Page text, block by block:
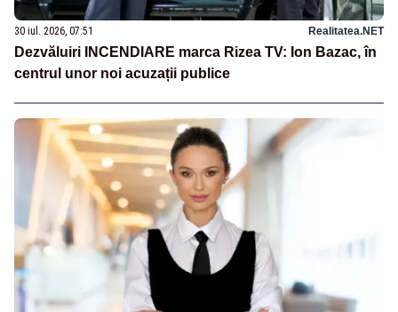
30 iul. 2026, 07:51 Realitatea.NET
Dezvăluiri INCENDIARE marca Rizea TV: Ion Bazac, în
centrul unor noi acuzații publice